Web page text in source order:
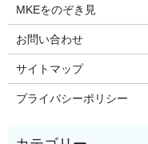
MKEをのぞき見
お問い合わせ
サイトマップ
プライバシーポリシー